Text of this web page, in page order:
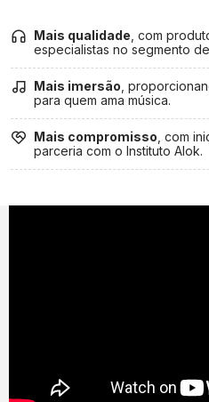
Mais qualidade , com
especialistas no segmento
Mais imersão ,
para quem ama música.
Mais compromisso , com
parceria com o Instituto Alok.